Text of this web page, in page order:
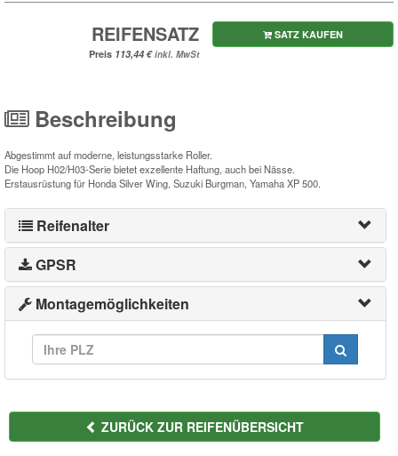
REIFENSATZ
Preis inkl. MwSt
SATZ KAUFEN
Beschreibung
Abgestimmt auf moderne, leistungsstarke Roller.
Die Hoop H02/H03-Serie bietet exzellente Haftung, auch bei Nässe.
Erstausrüstung für Honda Silver Wing, Suzuki Burgman, Yamaha XP 500.
Reifenalter
GPSR
Montagemöglichkeiten
ZURÜCK ZUR REIFENÜBERSICHT